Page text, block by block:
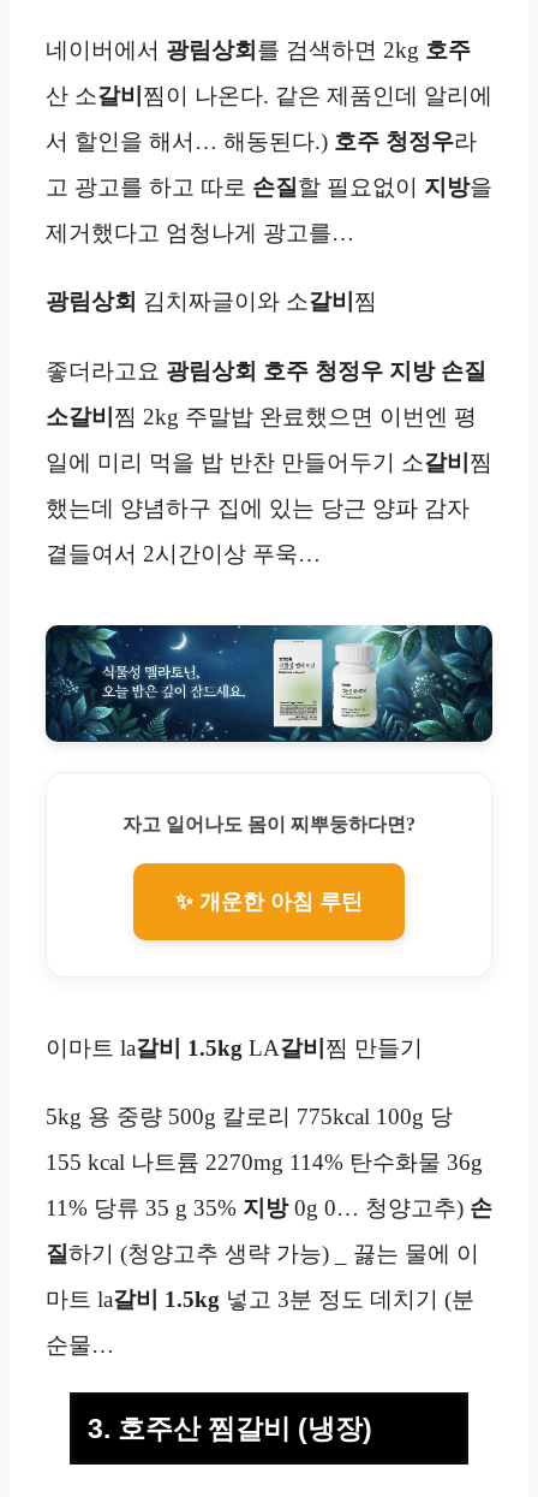
네이버에서 광림상회 를 검색하면 2kg 호주
산 소갈비 찜이 나온다. 같은 제품인데 알리에
서 할인을 해서… 해동된다.) 호주 청정우라
고 광고를 하고 따로 손질 할 필요없이 지방을
제거했다고 엄청나게 광고를…
광림상회 김치짜글이와 소갈비 찜
좋더라고요 광림상회 호주 청정우 지방 손질
소갈비 찜 2kg 주말밥 완료했으면 이번엔 평
일에 미리 먹을 밥 반찬 만들어두기 소갈비 찜
했는데 양념하구 집에 있는 당근 양파 감자
곁들여서 2시간이상 푸욱…
자고 일어나도 몸이 찌뿌둥하다면?
✨ 개운한 아침 루틴
이마트 la갈비 1.5kg LA갈비 찜 만들기
5kg 용 중량 500g 칼로리 775kcal 100g 당
155 kcal 나트륨 2270mg 114% 탄수화물 36g
11% 당류 35 g 35% 지방0g 0… 청양고추) 손
질하기 (청양고추 생략 가능) _ 끓는 물에 이
마트 la갈비 1.5kg 넣고 3분 정도 데치기 (분
순물…
3. 호주산 찜갈비 (냉장)